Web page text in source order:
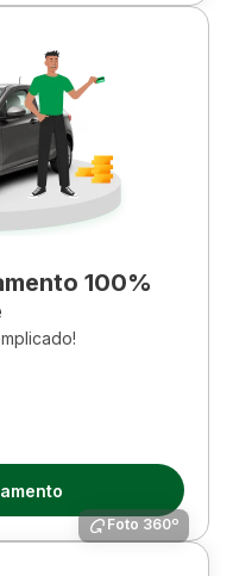
100%
Foto 360º